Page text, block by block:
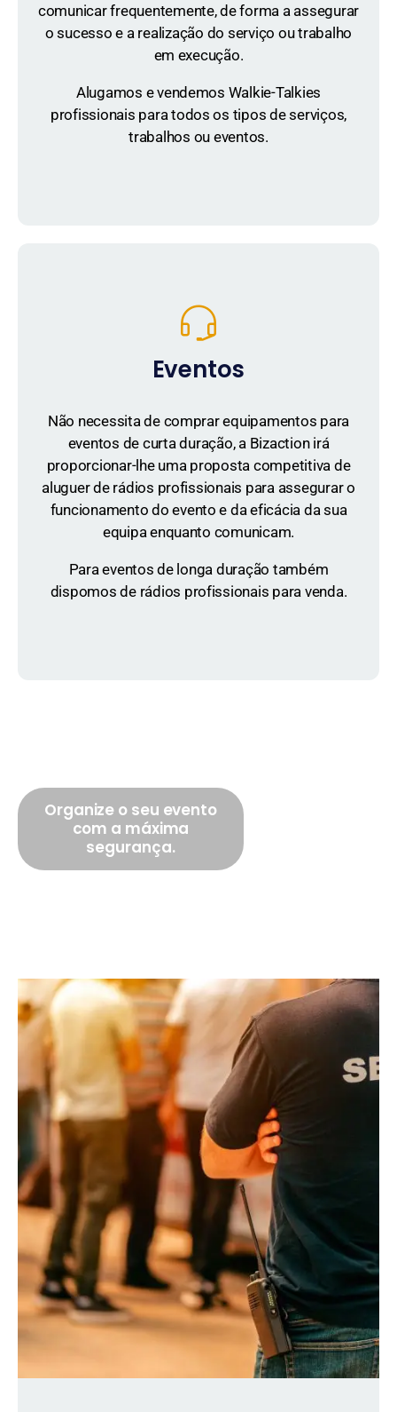
comunicar frequentemente, de forma a assegurar
o sucesso e a realização do serviço ou trabalho
em execução.
Alugamos e vendemos Walkie-Talkies
profissionais para todos os tipos de serviços,
trabalhos ou eventos.
Eventos
Não necessita de comprar equipamentos para
eventos de curta duração, a Bizaction irá
proporcionar-lhe uma proposta competitiva de
aluguer de rádios profissionais para assegurar o
funcionamento do evento e da eficácia da sua
equipa enquanto comunicam.
Para eventos de longa duração também
dispomos de rádios profissionais para venda.
Organize o seu evento
com a máxima
segurança.